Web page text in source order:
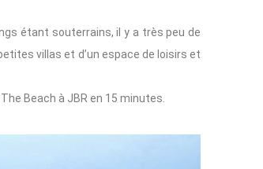
étant souterrains, il y a très peu de
villas et d’un espace de loisirs et
Beach à JBR en 15 minutes.